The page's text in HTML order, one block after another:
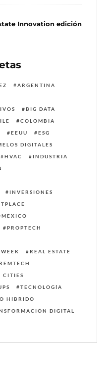
Innovation edición
ARGENTINA
BIG DATA
COLOMBIA
EEUU
ESG
DIGITALES
HVAC
INDUSTRIA
INVERSIONES
MÉXICO
PROPTECH
REAL ESTATE
CITIES
TECNOLOGÍA
HÍBRIDO
DIGITAL